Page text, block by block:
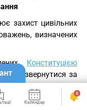
захист цивільних
визначених
Конституцією
звернутися за
до органу
Автономної
Календар Сервіси
0